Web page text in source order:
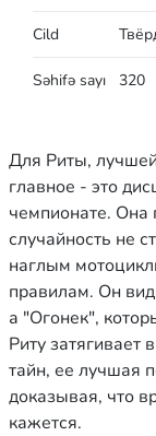
Cild
Səhifə sayı 320
Для Риты,
главное - это
чемпионате. Она
случайность не
наглым
правилам. Он
а "Огонек",
Риту затягивает
тайн, ее лучшая
доказывая, что
кажется.